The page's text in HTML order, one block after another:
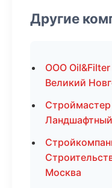
Другие
ООО
Великий
Москва